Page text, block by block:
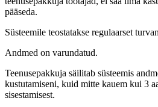
pääseda.
Süsteemile teostatakse regulaarset
Andmed on varundatud.
Teenusepakkuja säilitab süsteemis
kustutamiseni, kuid mitte kauem kui 3
sisestamisest.